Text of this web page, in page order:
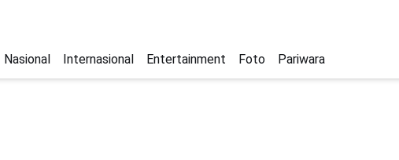
Nasional Internasional Entertainment Foto Pariwara